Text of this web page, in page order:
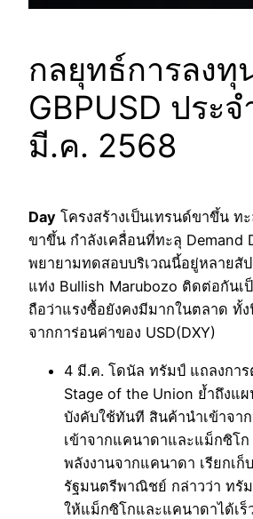
กลยุทธ์การลงทุ
GBPUSD ประ
มี.ค. 2568
Day โครงสร้างเป็นเทรนด์ขาขึ้น ท
ขาขึ้น กำลังเคลื่อนที่ทะลุ Demand
พยายามทดสอบบริเวณนี้อยู่หลายสั
แท่ง Bullish Marubozo ติดต่อกันเ
ถือว่าแรงซื้อยังคงมีมากในตลาด ทั้
จากการ่อนค่าของ USD(DXY)
4 มี.ค. โดนัล ทรัมป์ แถลงการ
Stage of the Union ย้ำถึงแ
บังคับใช้ทันที สินค้านำเข้าจา
เข้าจากแคนาดาและแม็กซิโก
พลังงานจากแคนาดา เรียกเก็
รัฐมนตรีพาณิชย์ กล่าวว่า ทรั
ให้แม็กซิโกและแคนาดาได้เร็